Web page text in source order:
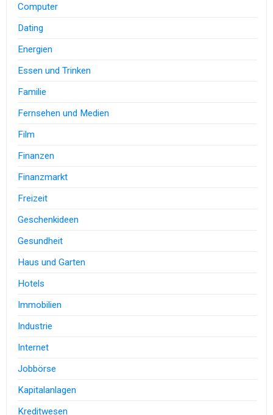
Computer
Dating
Energien
Essen und Trinken
Familie
Fernsehen und Medien
Film
Finanzen
Finanzmarkt
Freizeit
Geschenkideen
Gesundheit
Haus und Garten
Hotels
Immobilien
Industrie
Internet
Jobbörse
Kapitalanlagen
Kreditwesen